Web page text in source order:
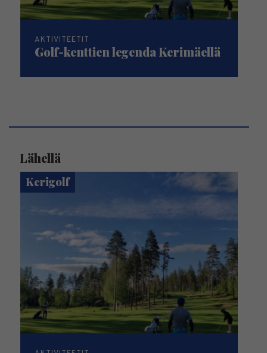
AKTIVITEETIT
Golf-kenttien legenda Kerimäellä
Lähellä
Kerigolf